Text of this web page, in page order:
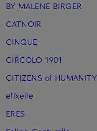
BY MALENE BIRGER
CATNOIR
CINQUE
CIRCOLO 1901
CITIZENS of HUMANITY
efixelle
ERES